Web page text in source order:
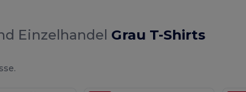
Einzelhandel Grau T-Shirts